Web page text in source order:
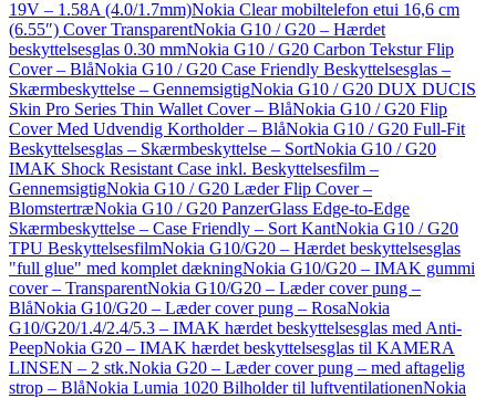
19V – 1.58A (4.0/1.7mm)Nokia Clear mobiltelefon etui 16,6 cm
(6.55″) Cover TransparentNokia G10 / G20 – Hærdet
beskyttelsesglas 0.30 mmNokia G10 / G20 Carbon Tekstur Flip
Cover – BlåNokia G10 / G20 Case Friendly Beskyttelsesglas –
Skærmbeskyttelse – GennemsigtigNokia G10 / G20 DUX DUCIS
Skin Pro Series Thin Wallet Cover – BlåNokia G10 / G20 Flip
Cover Med Udvendig Kortholder – BlåNokia G10 / G20 Full-Fit
Beskyttelsesglas – Skærmbeskyttelse – SortNokia G10 / G20
IMAK Shock Resistant Case inkl. Beskyttelsesfilm –
GennemsigtigNokia G10 / G20 Læder Flip Cover –
BlomstertræNokia G10 / G20 PanzerGlass Edge-to-Edge
Skærmbeskyttelse – Case Friendly – Sort KantNokia G10 / G20
TPU BeskyttelsesfilmNokia G10/G20 – Hærdet beskyttelsesglas
"full glue" med komplet dækningNokia G10/G20 – IMAK gummi
cover – TransparentNokia G10/G20 – Læder cover pung –
BlåNokia G10/G20 – Læder cover pung – RosaNokia
G10/G20/1.4/2.4/5.3 – IMAK hærdet beskyttelsesglas med Anti-
PeepNokia G20 – IMAK hærdet beskyttelsesglas til KAMERA
LINSEN – 2 stk.Nokia G20 – Læder cover pung – med aftagelig
strop – BlåNokia Lumia 1020 Bilholder til luftventilationenNokia